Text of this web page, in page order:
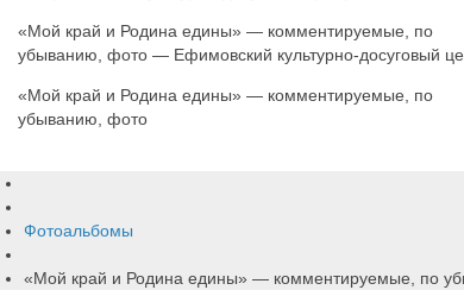
«Мой край и Родина едины» — комментируемые, по
убыванию, фото — Ефимовский культурно-досуговый
«Мой край и Родина едины» — комментируемые, по
убыванию, фото
Фотоальбомы
«Мой край и Родина едины» — комментируемые, по